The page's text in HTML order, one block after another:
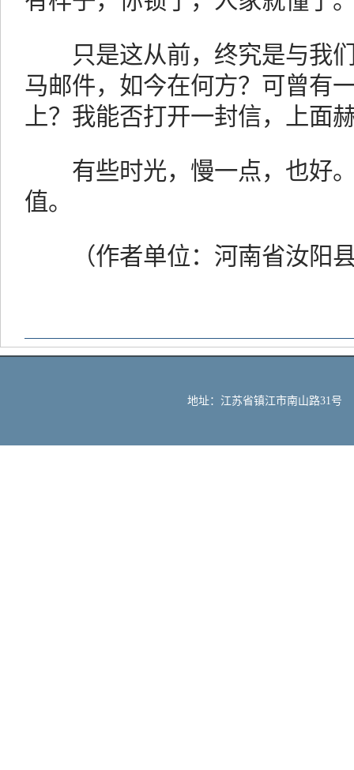
只是这从前，终究是与我们
马邮件，如今在何方？可曾有
上？我能否打开一封信，上面
有些时光，慢一点，也好。
值。
（作者单位：河南省汝阳县
地址：江苏省镇江市南山路31